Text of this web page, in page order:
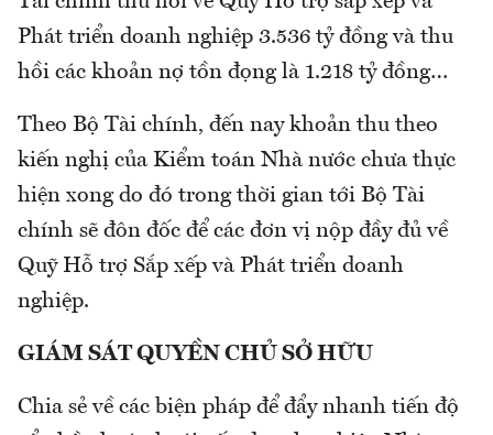
Phát triển doanh nghiệp 3.536 tỷ đồng và thu
hồi các khoản nợ tồn đọng là 1.218 tỷ đồng…
Theo Bộ Tài chính, đến nay khoản thu theo
kiến nghị của Kiểm toán Nhà nước chưa thực
hiện xong do đó trong thời gian tới Bộ Tài
chính sẽ đôn đốc để các đơn vị nộp đầy đủ về
Quỹ Hỗ trợ Sắp xếp và Phát triển doanh
nghiệp.
GIÁM SÁT QUYỀN CHỦ SỞ HỮU
Chia sẻ về các biện pháp để đẩy nhanh tiến độ